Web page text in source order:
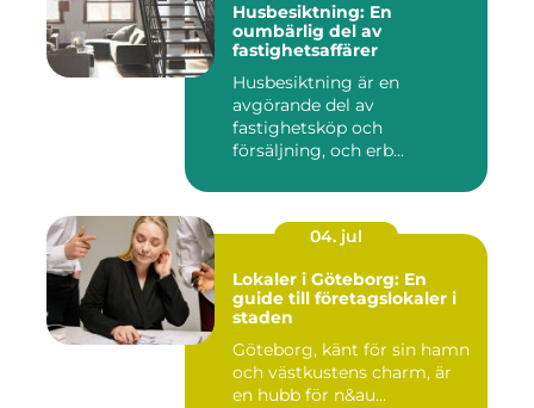
Husbesiktning: En
oumbärlig del av
fastighetsaffärer
Husbesiktning är en
avgörande del av
fastighetsköp och
försäljning, och erb...
04. jul
Lokaler i Göteborg: En
guide till företagslokaler i
staden
Göteborg, känt för sin hamn
och västkustens charm, är
en hubb för n&au...